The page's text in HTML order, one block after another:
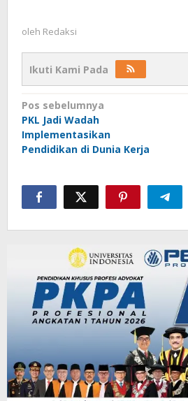
oleh Redaksi
Ikuti Kami Pada
Navigasi
pos
Pos sebelumnya
PKL Jadi Wadah
Implementasikan
Pendidikan di Dunia Kerja